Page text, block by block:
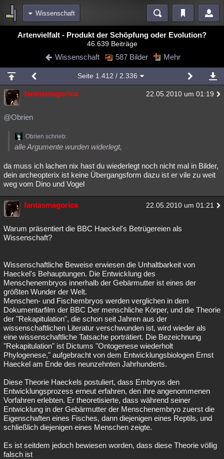
Wissenschaft
Bereiche
Diskussionen Blogs Videos
Chat Wiki Neuigkeiten
meine Rubriken
Menschen Wissenschaft Mystery Kriminalfälle
Spiritualität
Natur Umfragen
weitere Rubriken
Philosophie Träume Orte Esoterik Literatur
Astronomie Helpdesk
Musik Clash Verbesserungen Allmystery English
Besucht Teilgenommen
Artenvielfalt - Produkt der Schöpfung oder Evolution?
46.639 Beiträge
Wissenschaft 587 Bilder Mehr
Seite 1.412 / 2.336
fantasmagorica 22.05.2010 um 01:19
@Obrien
Obrien schrieb:
alle Argumente wurden widerlegt,
da muss ich lachen nix hast du wiederlegt noch nicht mal in Bilder,
dein archeopterix ist keine Übergangsform dazu ist er vile zu weit
weg vom Dino und Vogel
fantasmagorica 22.05.2010 um 01:21
Warum präsentiert die BBC Haeckel's Betrügereien als
Wissenschaft?
Wissenschaftliche Beweise erwiesen die Unhaltbarkeit von
Haeckel's Behauptungen. Die Entwicklung des
Menschenembryos innerhalb der Gebärmutter ist eines der
größten Wunder der Welt.
Menschen- und Fischembryos werden verglichen in dem
Dokumentarfilm der BBC Der menschliche Körper, und die Theorie
der "Rekapitulation", die schon seit Jahren aus der
wissenschaftlichen Literatur verschwunden ist, wird wieder als
eine wissenschaftliche Tatsache porträtiert. Die Bezeichnung
"Rekapitulation" ist Dictums "Ontogenese wiederholt
Phylogenese," aufgebracht von dem Entwicklungsbiologen Ernst
Haeckel am Ende des neunzehnten Jahrhunderts.
Diese Theorie Haeckels postuliert, dass Embryos den
Entwicklungsprozess erneut erfahren, den ihre angenommenen
Vorfahren erlebten. Er theoretisierte, dass während seiner
Entwicklung in der Gebärmutter der Menschenembryo zuerst die
Eigenschaften eines Fisches, dann diejenigen eines Reptils, und
schließlich diejenigen eines Menschen zeigte.
Es ist seitdem jedoch bewiesen worden, dass diese Theorie völlig
falsch ist